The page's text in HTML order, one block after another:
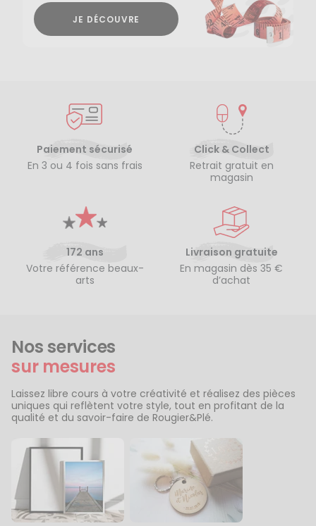
JE DÉCOUVRE
Paiement sécurisé
En 3 ou 4 fois sans frais
Click & Collect
Retrait gratuit en
magasin
172 ans
Votre référence beaux-
arts
Livraison gratuite
En magasin dès 35 €
d’achat
Nos services
sur mesures
Laissez libre cours à votre créativité et réalisez des pièces
uniques qui reflètent votre style, tout en profitant de la
qualité et du savoir-faire de Rougier&Plé.